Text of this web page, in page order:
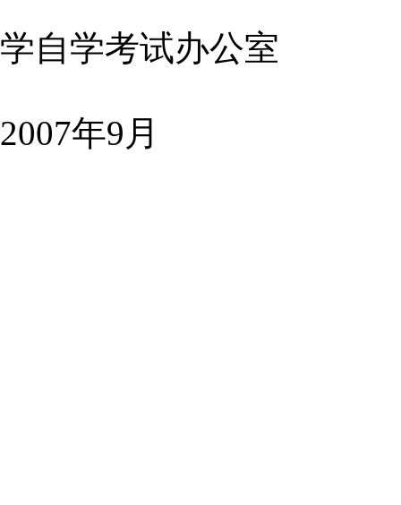
学自学考试办公室
2007年9月